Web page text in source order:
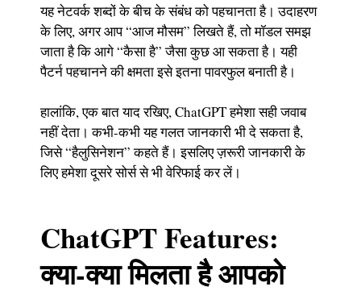
यह नेटवर्क शब्दों के बीच के संबंध को पहचानता है। उदाहरण
के लिए, अगर आप “आज मौसम” लिखते हैं, तो मॉडल समझ
जाता है कि आगे “कैसा है” जैसा कुछ आ सकता है। यही
पैटर्न पहचानने की क्षमता इसे इतना पावरफुल बनाती है।
हालांकि, एक बात याद रखिए, ChatGPT हमेशा सही जवाब
नहीं देता। कभी-कभी यह गलत जानकारी भी दे सकता है,
जिसे “हैलुसिनेशन” कहते हैं। इसलिए ज़रूरी जानकारी के
लिए हमेशा दूसरे सोर्स से भी वेरिफाई कर लें।
ChatGPT Features:
क्या-क्या मिलता है आपको